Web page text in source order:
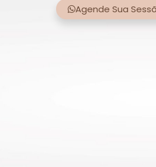
Agende Sua